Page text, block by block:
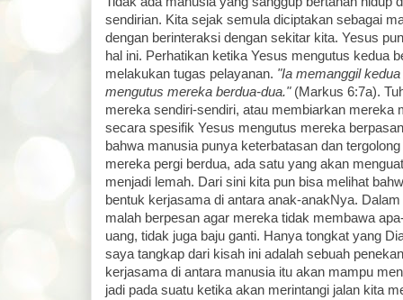
sendirian. Kita sejak semula diciptakan sebagai
dengan berinteraksi dengan sekitar kita. Yesus
hal ini. Perhatikan ketika Yesus mengutus kedua
melakukan tugas pelayanan. "Ia memanggil
mengutus mereka berdua-dua."(Markus 6:7a).
mereka sendiri-sendiri, atau membiarkan mereka
secara spesifik Yesus mengutus mereka
bahwa manusia punya keterbatasan dan
mereka pergi berdua, ada satu yang akan
menjadi lemah. Dari sini kita pun bisa melihat
bentuk kerjasama di antara anak-anakNya.
malah berpesan agar mereka tidak membawa
uang, tidak juga baju ganti. Hanya tongkat yang
saya tangkap dari kisah ini adalah sebuah
kerjasama di antara manusia itu akan mampu
jadi pada suatu ketika akan merintangi jalan kita